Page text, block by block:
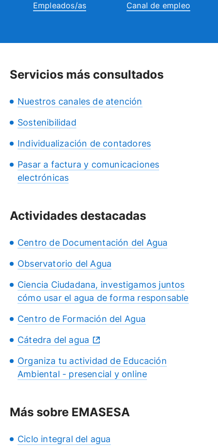
Empleados/as Canal de empleo
Servicios más consultados
Nuestros canales de atención
Sostenibilidad
Individualización de contadores
Pasar a factura y comunicaciones
electrónicas
Actividades destacadas
Centro de Documentación del Agua
Observatorio del Agua
Ciencia Ciudadana, investigamos juntos
cómo usar el agua de forma responsable
Centro de Formación del Agua
Cátedra del agua
Organiza tu actividad de Educación
Ambiental - presencial y online
Más sobre EMASESA
Ciclo integral del agua